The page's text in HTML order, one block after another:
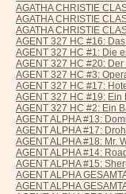
AGATHA CHRISTIE
AGATHA CHRISTIE
AGATHA CHRISTIE
AGENT 327 HC #16:
AGENT 327 HC #1: Die
AGENT 327 HC #20:
AGENT 327 HC #3:
AGENT 327 HC #17:
AGENT 327 HC #19:
AGENT 327 HC #2: Ein
AGENT ALPHA #13:
AGENT ALPHA #17:
AGENT ALPHA #18: Mr.
AGENT ALPHA #14:
AGENT ALPHA #15:
AGENT ALPHA
AGENT ALPHA